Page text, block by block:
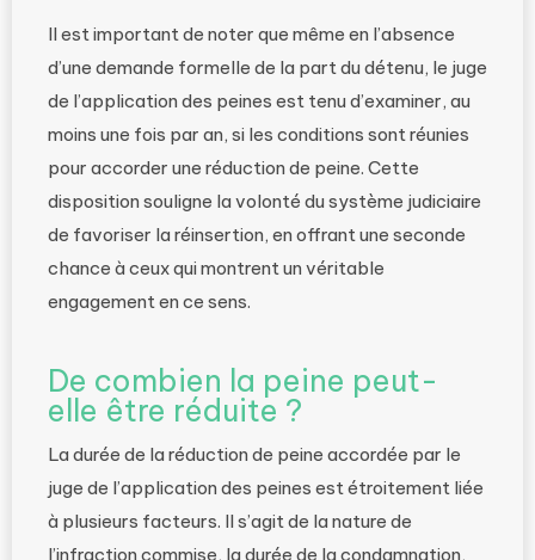
Il est important de noter que même en l’absence
d’une demande formelle de la part du détenu, le juge
de l’application des peines est tenu d’examiner, au
moins une fois par an, si les conditions sont réunies
pour accorder une réduction de peine. Cette
disposition souligne la volonté du système judiciaire
de favoriser la réinsertion, en offrant une seconde
chance à ceux qui montrent un véritable
engagement en ce sens.
De combien la peine peut-
elle être réduite ?
La durée de la réduction de peine accordée par le
juge de l’application des peines est étroitement liée
à plusieurs facteurs. Il s’agit de la nature de
l’infraction commise, la durée de la condamnation,